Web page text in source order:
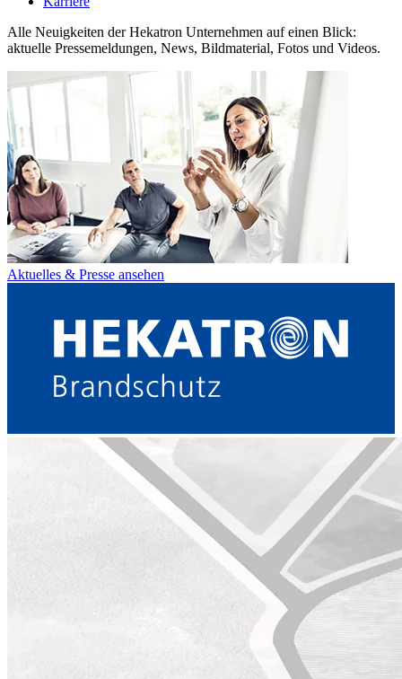
Alle Neuigkeiten der Hekatron Unternehmen auf einen Blick:
aktuelle Pressemeldungen, News, Bildmaterial, Fotos und Videos.
Aktuelles & Presse ansehen